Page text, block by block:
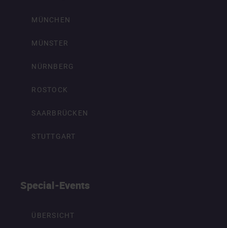
MÜNCHEN
MÜNSTER
NÜRNBERG
ROSTOCK
SAARBRÜCKEN
STUTTGART
Special-Events
ÜBERSICHT